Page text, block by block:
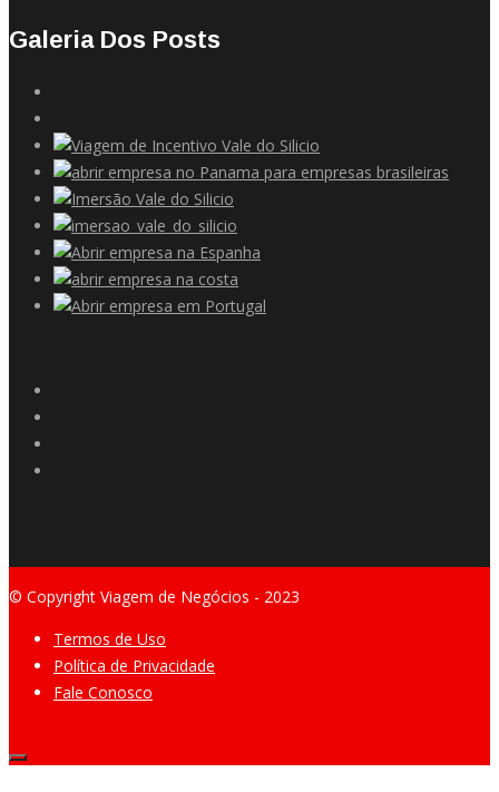
Galeria Dos Posts
© Copyright Viagem de Negócios - 2023
Termos de Uso
Política de Privacidade
Fale Conosco